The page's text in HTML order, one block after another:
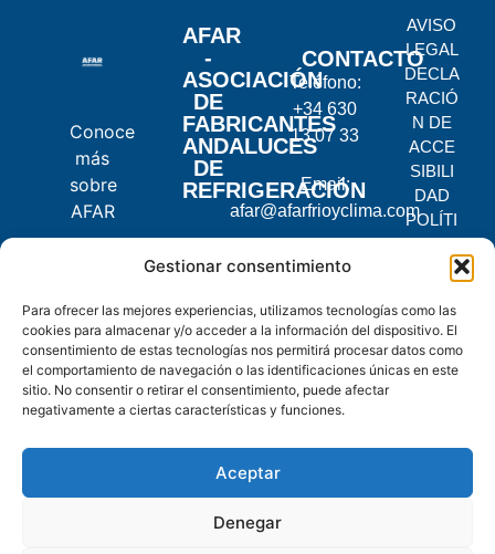
Gestionar consentimiento
Para ofrecer las mejores experiencias, utilizamos tecnologías como las
cookies para almacenar y/o acceder a la información del dispositivo. El
consentimiento de estas tecnologías nos permitirá procesar datos como
el comportamiento de navegación o las identificaciones únicas en este
sitio. No consentir o retirar el consentimiento, puede afectar
negativamente a ciertas características y funciones.
Aceptar
Denegar
Conoce
más
sobre
AFAR
AFAR
-
ASOCIACIÓN
DE
FABRICANTES
ANDALUCES
DE
REFRIGERACIÓN
CONTACTO
Teléfono:
+34 630
13 07 33
Email:
afar@afarfrioyclima.com
C.
2, 14900
Lucena,
Córdoba
AVISO
LEGAL
DECLA
RACIÓ
N DE
ACCE
SIBILI
DAD
POLÍTI
CA DE
PRIVA
POLÍTI
CA DE
COOKI